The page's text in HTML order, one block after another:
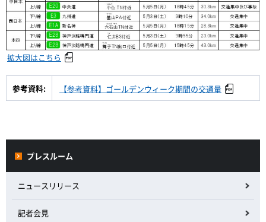
拡大図はこちら
参考資料: 【参考資料】ゴールデンウィーク期間の交通量
プレスルーム
ニュースリリース
記者会見